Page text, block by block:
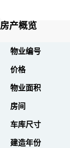
房产概览
物业编号
价格
物业面积
房间
车库尺寸
建造年份